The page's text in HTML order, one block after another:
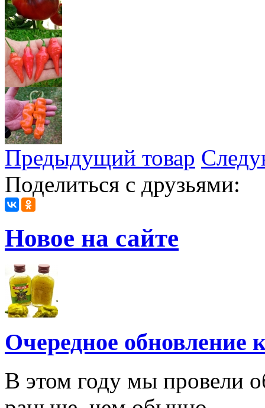
Предыдущий товар
Поделиться с друзьями:
Новое на сайте
Очередное обновление
В этом году мы провели